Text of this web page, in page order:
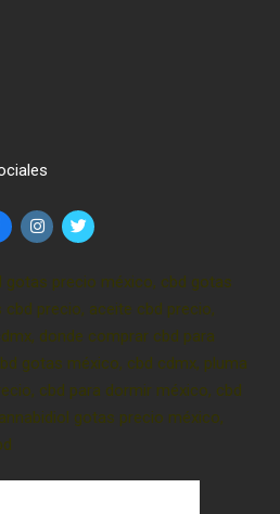
gotas precio méxico, cbd gotas
precio, aceite cbd precio,
donde comprar cbd para
gotas méxico, cbd cdmx, pluma
cbd para dormir méxico, cbd
gotas precio méxico,